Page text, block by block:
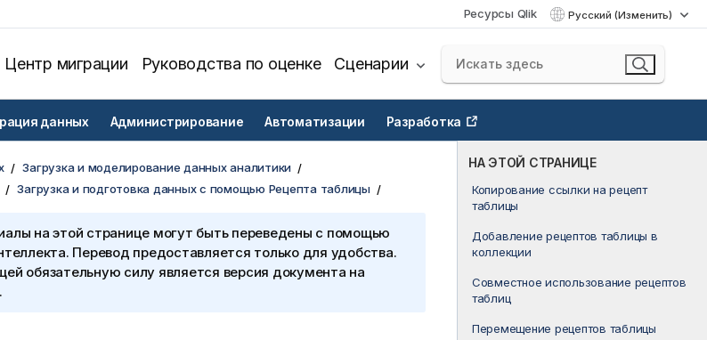
Ресурсы Qlik Русский (Изменить)
Центр миграции Руководства по оценке Сценарии
данных Администрирование Автоматизации Разработка
НА ЭТОЙ СТРАНИЦЕ
Копирование ссылки на рецепт
таблицы
Добавление рецептов таблицы в
коллекции
Совместное использование рецептов
таблиц
Перемещение рецептов таблицы
Загрузка и моделирование данных аналитики
Загрузка и подготовка данных с помощью Рецепта таблицы
на этой странице могут быть переведены с помощью
Перевод предоставляется только для удобства.
обязательную силу является версия документа на